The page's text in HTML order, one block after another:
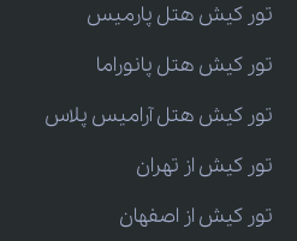
تور کیش هتل پارمیس
تور کیش هتل پانوراما
تور کیش هتل آرامیس پلاس
تور کیش از تهران
تور کیش از اصفهان